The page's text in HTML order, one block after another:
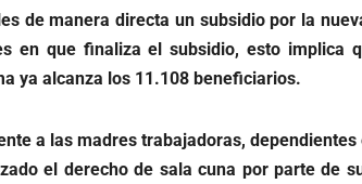
de manera directa un subsidio por la
en que finaliza el subsidio, esto implica
ya alcanza los 11.108 beneficiarios.
a las madres trabajadoras,
el derecho de sala cuna por parte de